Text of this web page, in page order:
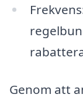
Genom att